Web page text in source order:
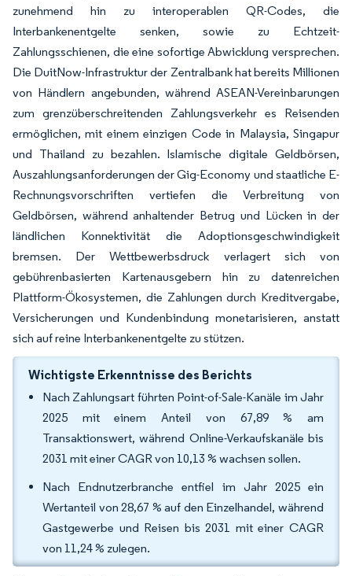
zunehmend hin zu interoperablen QR-Codes, die
Interbankenentgelte senken, sowie zu Echtzeit-
Zahlungsschienen, die eine sofortige Abwicklung versprechen.
Die DuitNow-Infrastruktur der Zentralbank hat bereits Millionen
von Händlern angebunden, während ASEAN-Vereinbarungen
zum grenzüberschreitenden Zahlungsverkehr es Reisenden
ermöglichen, mit einem einzigen Code in Malaysia, Singapur
und Thailand zu bezahlen. Islamische digitale Geldbörsen,
Auszahlungsanforderungen der Gig-Economy und staatliche E-
Rechnungsvorschriften vertiefen die Verbreitung von
Geldbörsen, während anhaltender Betrug und Lücken in der
ländlichen Konnektivität die Adoptionsgeschwindigkeit
bremsen. Der Wettbewerbsdruck verlagert sich von
gebührenbasierten Kartenausgebern hin zu datenreichen
Plattform-Ökosystemen, die Zahlungen durch Kreditvergabe,
Versicherungen und Kundenbindung monetarisieren, anstatt
sich auf reine Interbankenentgelte zu stützen.
Wichtigste Erkenntnisse des Berichts
Nach Zahlungsart führten Point-of-Sale-Kanäle im Jahr
2025 mit einem Anteil von 67,89 % am
Transaktionswert, während Online-Verkaufskanäle bis
2031 mit einer CAGR von 10,13 % wachsen sollen.
Nach Endnutzerbranche entfiel im Jahr 2025 ein
Wertanteil von 28,67 % auf den Einzelhandel, während
Gastgewerbe und Reisen bis 2031 mit einer CAGR
von 11,24 % zulegen.